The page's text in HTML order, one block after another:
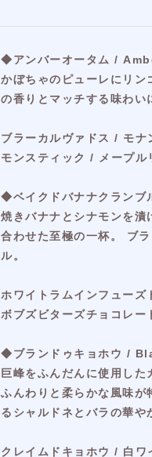
◆アンバーオータム /
かぼちゃのピューレにリン
の香りとマッチする味わい
ブラーカルヴァドス / モ
モンスティック / メープル
◆ベイクドバナナクラン
焼きバナナとシナモンを漬
合わせた至極の一杯。 ブ
ル。
ホワイトラムインフュー
ボブズビターズチョコレ
◆ブランドゥキョホウ /
巨峰をふんだんに使用した
ふんわりと柔らかな風味
るシャルドネとバラの華や
クレイムドキョホウ / 白